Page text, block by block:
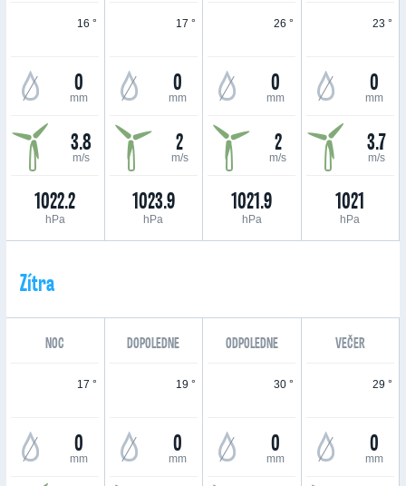
16 °
0
mm
3.8
m/s
1022.2
hPa
17 °
0
mm
2
m/s
1023.9
hPa
26 °
0
mm
2
m/s
1021.9
hPa
23 °
0
mm
3.7
m/s
1021
hPa
Zítra
NOC DOPOLEDNE ODPOLEDNE VEČER
17 °
0
mm
19 °
0
mm
30 °
0
mm
29 °
0
mm